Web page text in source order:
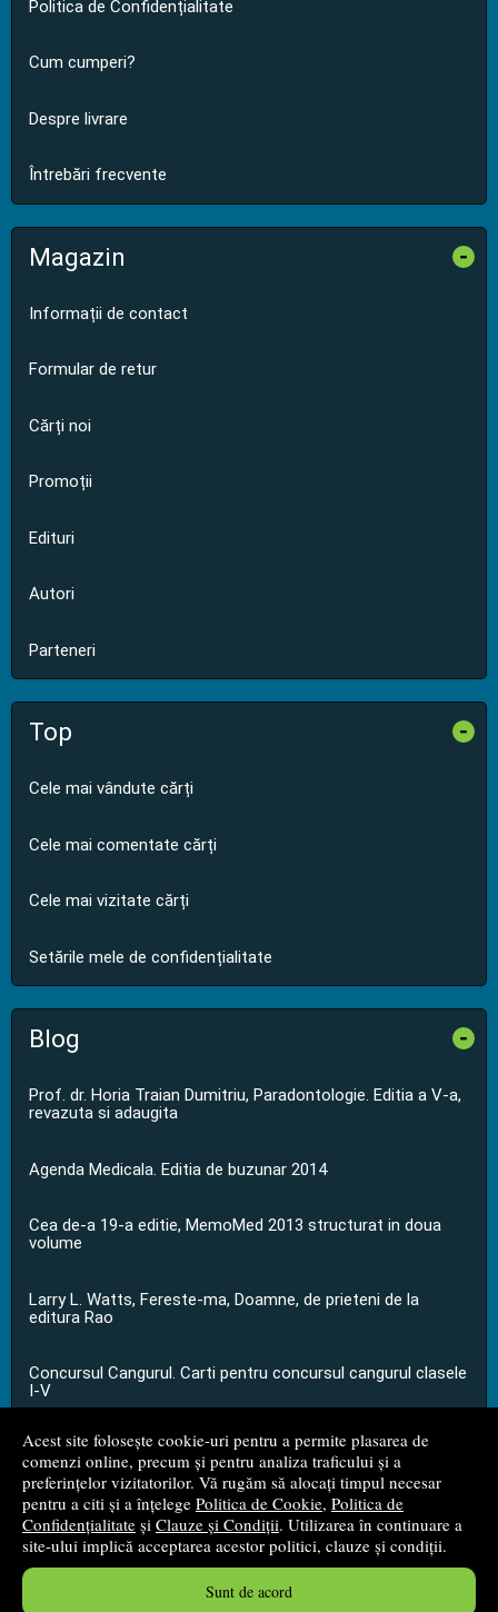
Acest site folosește cookie-uri pentru a permite plasarea de
comenzi online, precum și pentru analiza traficului și a
preferințelor vizitatorilor. Vă rugăm să alocați timpul necesar
pentru a citi și a înțelege Politica de Cookie, Politica de
Confidențialitate și Clauze și Condiții. Utilizarea în continuare a
site-ului implică acceptarea acestor politici, clauze și condiții.
Sunt de acord
Politica de Confidențialitate
Cum cumperi?
Despre livrare
Întrebări frecvente
Magazin -
Informații de contact
Formular de retur
Cărți noi
Promoții
Edituri
Autori
Parteneri
Top -
Cele mai vândute cărți
Cele mai comentate cărți
Cele mai vizitate cărți
Setările mele de confidențialitate
Blog -
Prof. dr. Horia Traian Dumitriu, Paradontologie. Editia a V-a,
revazuta si adaugita
Agenda Medicala. Editia de buzunar 2014
Cea de-a 19-a editie, MemoMed 2013 structurat in doua
volume
Larry L. Watts, Fereste-ma, Doamne, de prieteni de la
editura Rao
Concursul Cangurul. Carti pentru concursul cangurul clasele
I-V
...toate știrile
© 2008 - 2026S.C. M.G. Net Distribution S.R.L.
Magazin onlinecreat deVital Soft